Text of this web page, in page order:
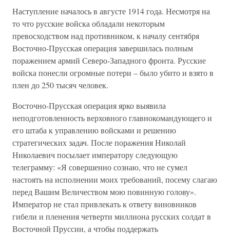
Наступление началось в августе 1914 года. Несмотря на
то что русские войска обладали некоторым
превосходством над противником, к началу сентября
Восточно-Прусская операция завершилась полным
поражением армий Северо-Западного фронта. Русские
войска понесли огромные потери – было убито и взято в
плен до 250 тысяч человек.
Восточно-Прусская операция ярко выявила
неподготовленность верховного главнокомандующего и
его штаба к управлению войсками и решению
стратегических задач. После поражения Николай
Николаевич посылает императору следующую
телеграмму: «Я совершенно сознаю, что не сумел
настоять на исполнении моих требований, посему слагаю
перед Вашим Величеством мою повинную голову».
Император не стал привлекать к ответу виновников
гибели и пленения четверти миллиона русских солдат в
Восточной Пруссии, а чтобы поддержать